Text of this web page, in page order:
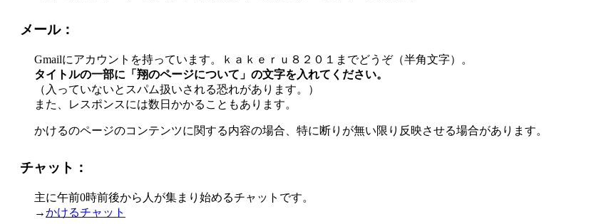
メール：
Gmailにアカウントを持っています。ｋａｋｅｒｕ８２０１までどうぞ（半角文字）。
タイトルの一部に「翔のページについて」の文字を入れてください。
（入っていないとスパム扱いされる恐れがあります。）
また、レスポンスには数日かかることもあります。
かけるのページのコンテンツに関する内容の場合、特に断りが無い限り反映させる場合があります。
チャット：
主に午前0時前後から人が集まり始めるチャットです。
→かけるチャット